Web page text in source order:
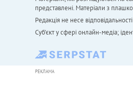
представлені. Матеріали з
Редакція не несе
Cуб'єкт у сфері онлайн-медіа;
РЕКЛАМА